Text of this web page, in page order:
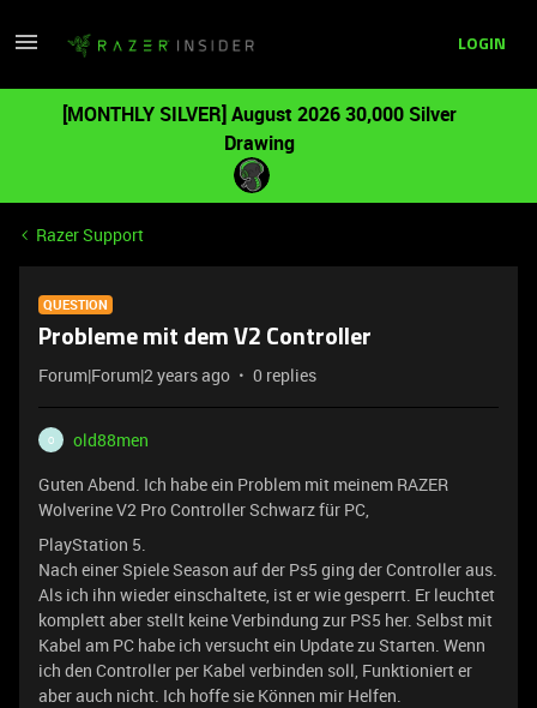
LOGIN
[MONTHLY SILVER] August 2026 30,000 Silver
Drawing
Razer Support
QUESTION
Probleme mit dem V2 Controller
Forum|Forum|2 years ago 0 replies
O
old88men
Guten Abend. Ich habe ein Problem mit meinem RAZER
Wolverine V2 Pro Controller Schwarz für PC,
PlayStation 5.
Nach einer Spiele Season auf der Ps5 ging der Controller aus.
Als ich ihn wieder einschaltete, ist er wie gesperrt. Er leuchtet
komplett aber stellt keine Verbindung zur PS5 her. Selbst mit
Kabel am PC habe ich versucht ein Update zu Starten. Wenn
ich den Controller per Kabel verbinden soll, Funktioniert er
aber auch nicht. Ich hoffe sie Können mir Helfen.